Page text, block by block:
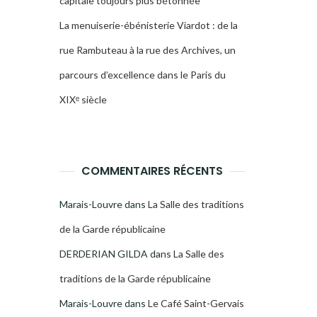
La menuiserie-ébénisterie Viardot : de la
rue Rambuteau à la rue des Archives, un
parcours d’excellence dans le Paris du
XIXᵉ siècle
COMMENTAIRES RÉCENTS
Marais-Louvredans La Salle des traditions
de la Garde républicaine
DERDERIAN GILDA dans La Salle des
traditions de la Garde républicaine
Marais-Louvredans Le Café Saint-Gervais